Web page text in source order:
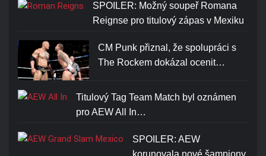
SPOILER: Možný soupeř Romana
Reignse pro titulový zápas v Mexiku
CM Punk přiznal, že spolupráci s
The Rockem dokázal ocenit…
Titulový Tag Team Match byl oznámen
pro AEW All In…
SPOILER: AEW
korunovala nové šampiony